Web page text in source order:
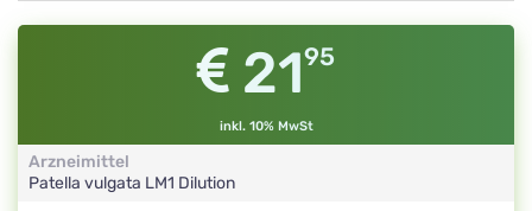
2195
inkl. 10% MwSt
Arzneimittel
Patella vulgata LM1 Dilution